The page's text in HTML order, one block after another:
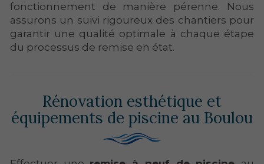
fonctionnement de manière pérenne. Nous
assurons un suivi rigoureux des chantiers pour
garantir une qualité optimale à chaque étape
du processus de remise en état.
Rénovation esthétique et
équipements de piscine au Boulou